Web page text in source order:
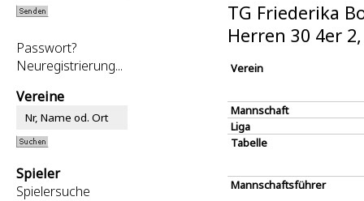
Passwort?
Neuregistrierung...
Vereine
Spieler
Spielersuche
TG Friederika
Herren 30 4er
Verein
Mannschaft
Liga
Tabelle
Mannschaftsführer